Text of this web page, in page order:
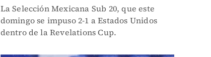
La Selección Mexicana Sub 20, que este
domingo se impuso 2-1 a Estados Unidos
dentro de la Revelations Cup.